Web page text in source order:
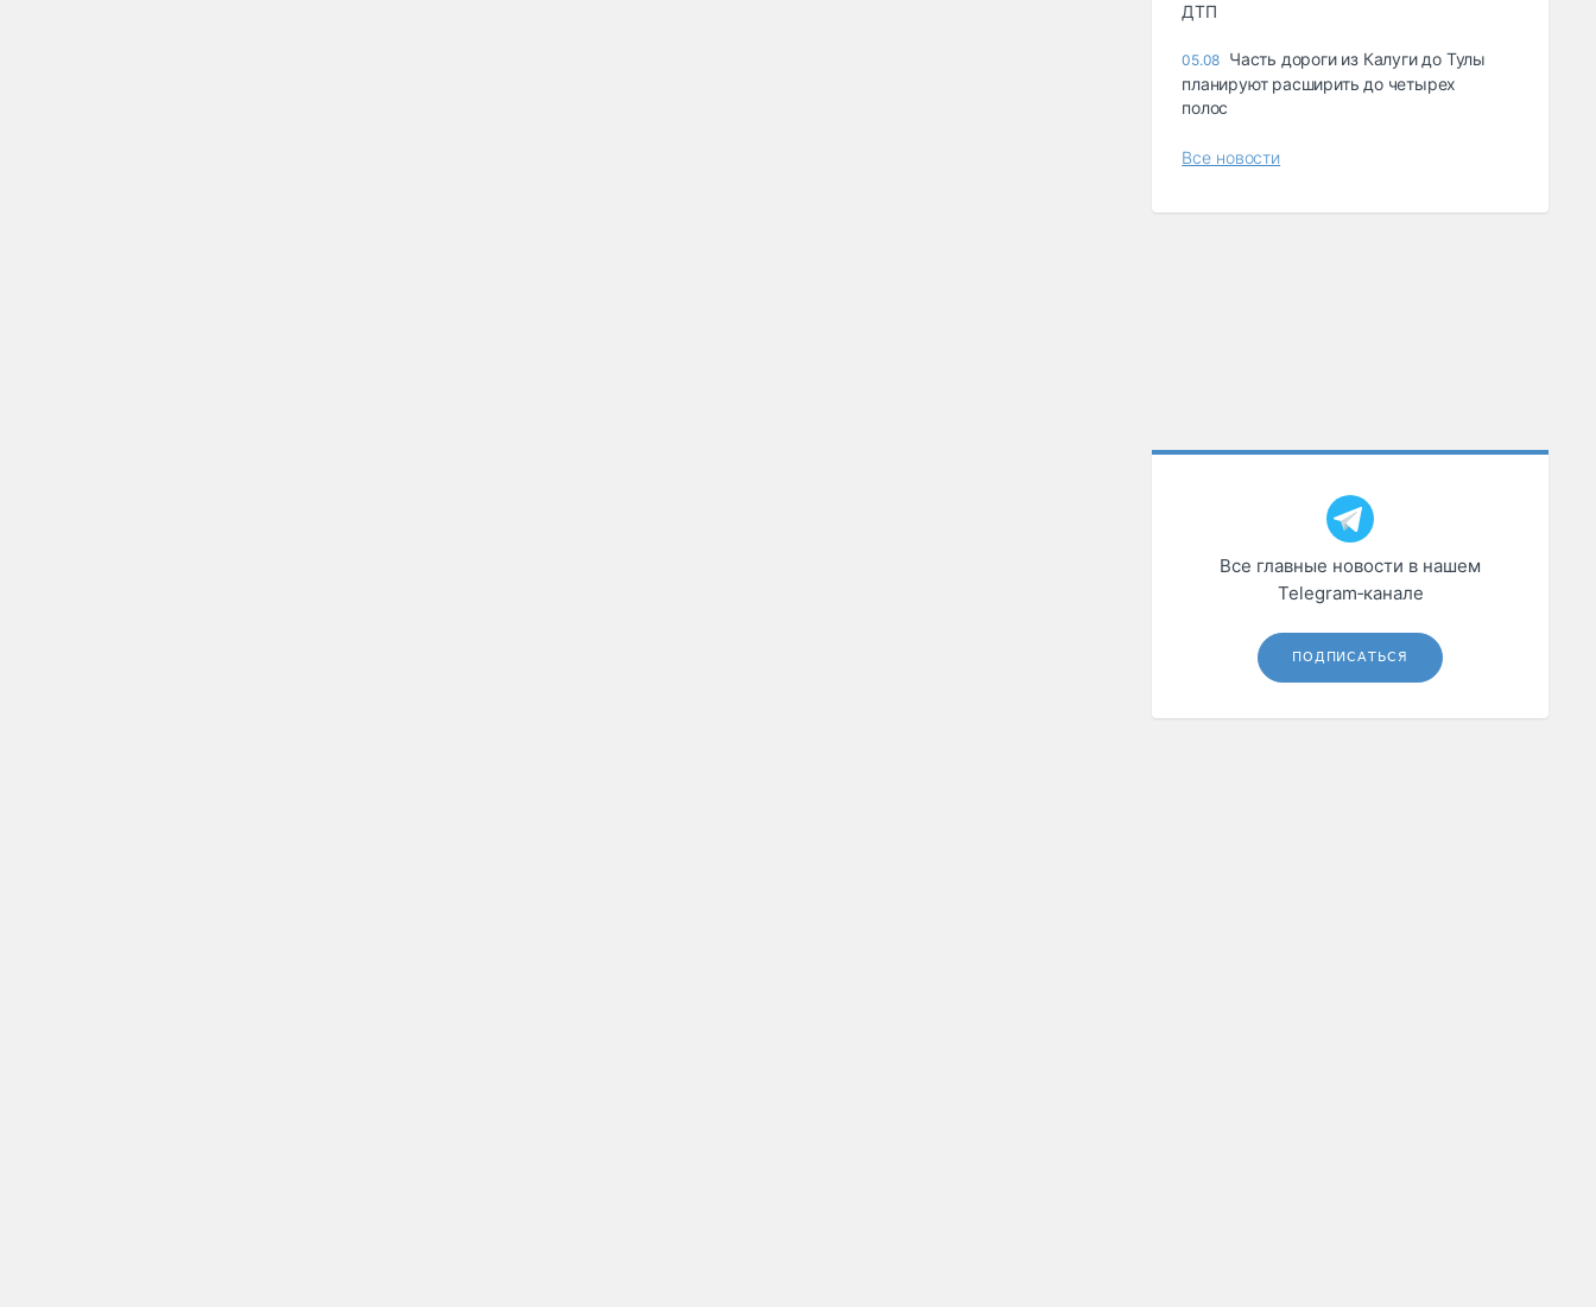
ДТП
05.08 Часть дороги из Калуги до Тулы
планируют расширить до четырех
полос
Все новости
Все главные новости в нашем
Telegram‑канале
ПОДПИСАТЬСЯ